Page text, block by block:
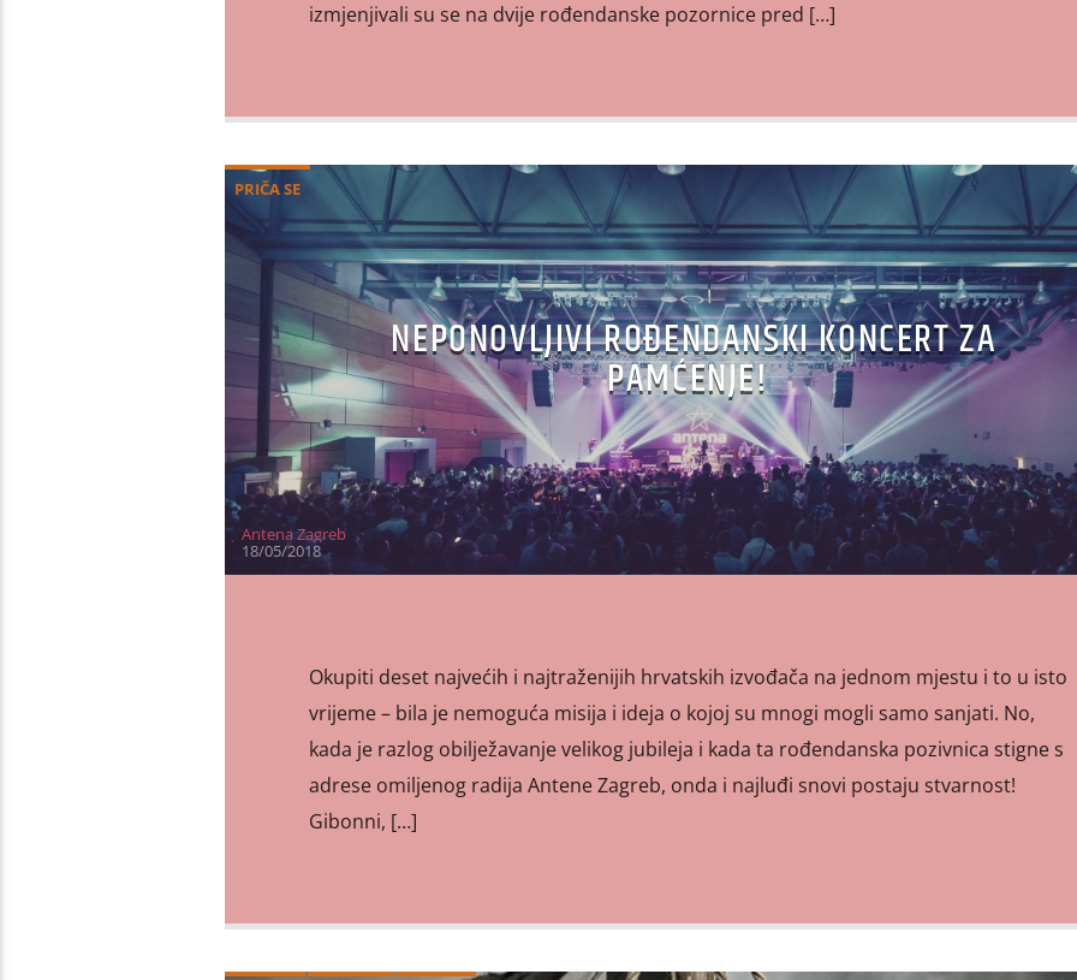
izmjenjivali su se na dvije rođendanske pozornice pred […]
PRIČA SE
NEPONOVLJIVI ROĐENDANSKI KONCERT ZA
PAMĆENJE!
Antena Zagreb
18/05/2018
Okupiti deset najvećih i najtraženijih hrvatskih izvođača na jednom mjestu i to u isto
vrijeme – bila je nemoguća misija i ideja o kojoj su mnogi mogli samo sanjati. No,
kada je razlog obilježavanje velikog jubileja i kada ta rođendanska pozivnica stigne s
adrese omiljenog radija Antene Zagreb, onda i najluđi snovi postaju stvarnost!
Gibonni, […]